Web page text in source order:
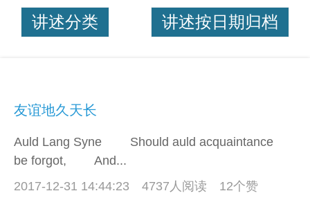
讲述分类 讲述按日期归档
友谊地久天长
Auld Lang Syne Should auld acquaintance
be forgot, And...
2017-12-31 14:44:23
4737人阅读 12个赞